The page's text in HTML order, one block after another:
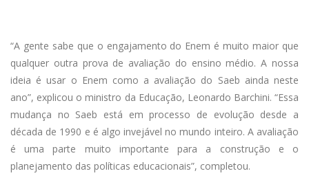
“A gente sabe que o engajamento do Enem é muito maior que
qualquer outra prova de avaliação do ensino médio. A nossa
ideia é usar o Enem como a avaliação do Saeb ainda neste
ano”, explicou o ministro da Educação, Leonardo Barchini. “Essa
mudança no Saeb está em processo de evolução desde a
década de 1990 e é algo invejável no mundo inteiro. A avaliação
é uma parte muito importante para a construção e o
planejamento das políticas educacionais”, completou.